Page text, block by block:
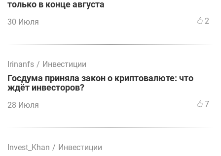
только в конце августа
30 Июля 2
Irinanfs / Инвестиции
Госдума приняла закон о криптовалюте: что
ждёт инвесторов?
28 Июля 7
Invest_Khan / Инвестиции